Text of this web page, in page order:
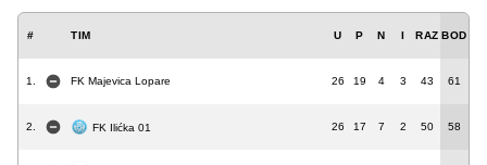
# TIM U P N I RAZ BOD
1. FK Majevica Lopare 26 19 4 3 43 61
2. FK Ilićka 01 26 17 7 2 50 58